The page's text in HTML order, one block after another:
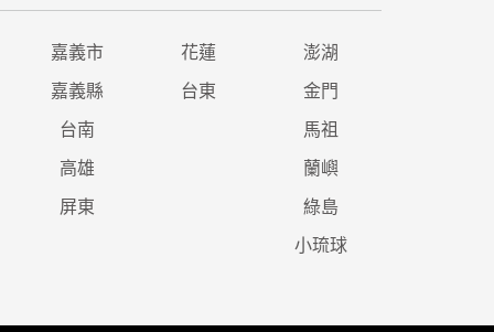
嘉義市 花蓮 澎湖
嘉義縣 台東 金門
台南 馬祖
高雄 蘭嶼
屏東 綠島
小琉球